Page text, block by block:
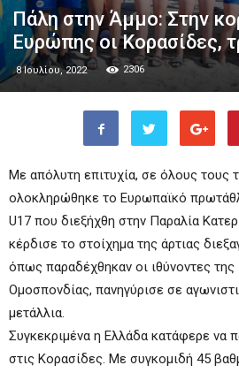
Πάλη στην Άμμο: Στην
Ευρώπης οι Κορασίδες,
8 Ιουλίου, 2022 2306
Με απόλυτη επιτυχία, σε όλους τους
ολοκληρώθηκε το Ευρωπαϊκό
U17 που διεξήχθη στην Παραλία
κέρδισε το στοίχημα της άρτιας
όπως παραδέχθηκαν οι ιθύνοντες
Ομοσπονδίας, πανηγύρισε σε
μετάλλια.
Συγκεκριμένα η Ελλάδα κατάφερε να
στις Κορασίδες. Με συγκομιδή 45